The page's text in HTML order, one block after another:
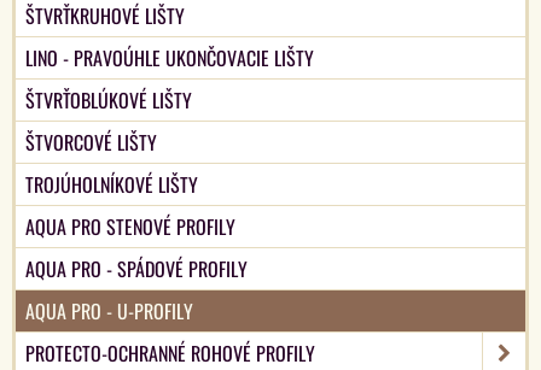
ŠTVRŤKRUHOVÉ LIŠTY
LINO - PRAVOÚHLE UKONČOVACIE LIŠTY
ŠTVRŤOBLÚKOVÉ LIŠTY
ŠTVORCOVÉ LIŠTY
TROJÚHOLNÍKOVÉ LIŠTY
AQUA PRO STENOVÉ PROFILY
AQUA PRO - SPÁDOVÉ PROFILY
AQUA PRO - U-PROFILY
PROTECTO-OCHRANNÉ ROHOVÉ PROFILY